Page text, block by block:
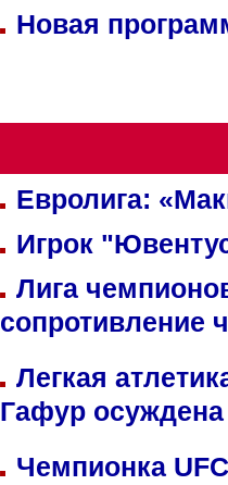
Новая
Евролига:
Игрок
Лига
сопротивление
Легкая
Гафур осуждена
Чемпионка